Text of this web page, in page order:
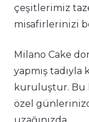
çeşitlerimiz
misafirlerinizi
Milano Cake
yapmış
kuruluştur. Bu
özel